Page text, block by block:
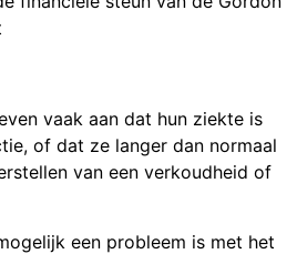
vaak aan dat hun ziekte is
of dat ze langer dan normaal
van een verkoudheid of
een probleem is met het